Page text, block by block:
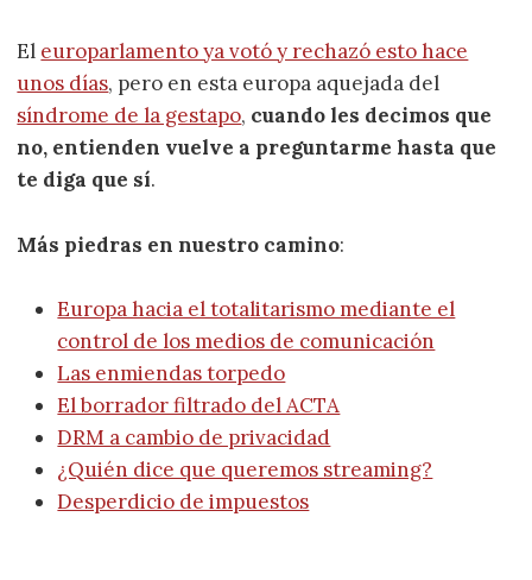
El europarlamento ya votó y rechazó esto hace
unos días, pero en esta europa aquejada del
síndrome de la gestapo, cuando les decimos que
no, entienden vuelve a preguntarme hasta que
te diga que sí.
Más piedras en nuestro camino:
Europa hacia el totalitarismo mediante el
control de los medios de comunicación
Las enmiendas torpedo
El borrador filtrado del ACTA
DRM a cambio de privacidad
¿Quién dice que queremos streaming?
Desperdicio de impuestos